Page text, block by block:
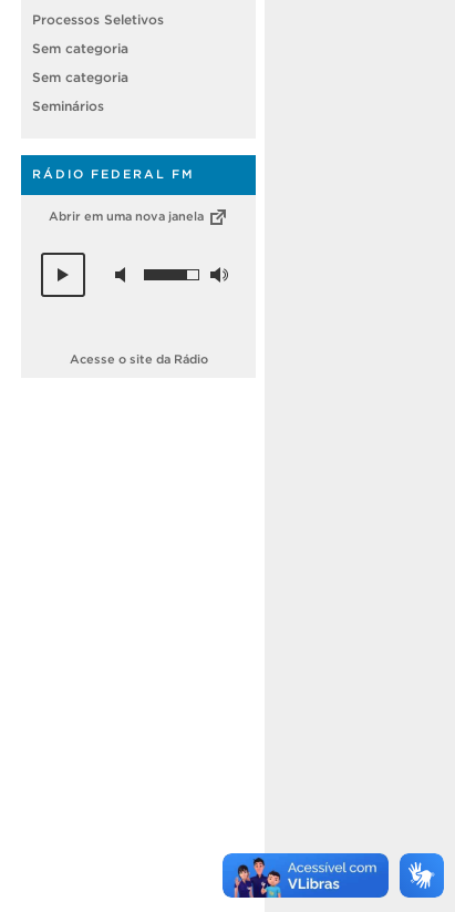
Processos Seletivos
Sem categoria
Sem categoria
Seminários
RÁDIO FEDERAL FM
Abrir em uma nova janela
Acesse o site da Rádio